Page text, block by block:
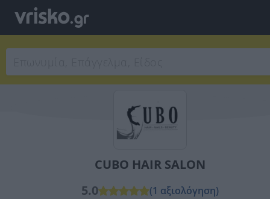
CUBO HAIR SALON
5.0
(1 αξιολόγηση)